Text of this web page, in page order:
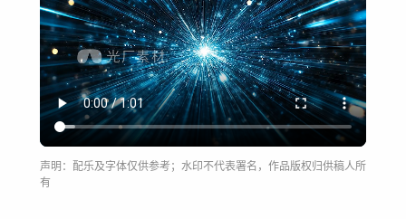
声明：配乐及字体仅供参考；水印不代表署名，作品版权归供稿人所
有